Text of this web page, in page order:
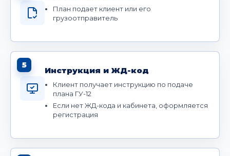
План подает клиент или его
грузоотправитель
5
Инструкция и ЖД-код
Клиент получает инструкцию по подаче
плана ГУ-12
Если нет ЖД-кода и кабинета, оформляется
регистрация